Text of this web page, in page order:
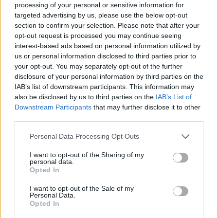
processing of your personal or sensitive information for
targeted advertising by us, please use the below opt-out
section to confirm your selection. Please note that after your
opt-out request is processed you may continue seeing
interest-based ads based on personal information utilized by
us or personal information disclosed to third parties prior to
your opt-out. You may separately opt-out of the further
disclosure of your personal information by third parties on the
IAB’s list of downstream participants. This information may
also be disclosed by us to third parties on the IAB’s List of
Downstream Participants that may further disclose it to other
Please note that this website/app uses one or more Google
not limited to your visit or usage behaviour. You may click to
grant or deny consent to Google and its third-party tags to
use your data for below specified purposes in below Google
consent section.
Personal Data Processing Opt Outs
I want to opt-out of the Sharing of my
personal data.
Opted In
I want to opt-out of the Sale of my
Personal Data.
Opted In
nomi da tenere d’occhio, oltre ai citati, ci sono gli
argentiniSantiago Rodriguez Taverna(n.255
ATP) e Guido Ivan Justo (n.257 ATP), nonché lo
statunitenseStefan Dostanic(n.268) e
l’uruguaianoFranco Roncadelli(n.273).
In sintesi, ilChallenger 50 CAME CupaCervia
offre un mix di gioventù e esperienza, con wild
card strategiche e un tabellone che promette
qualificazionie il sorteggio sarà fondamentale
per farsi un’idea chiara delle possibili sorprese e
dei favoriti per la vittoria finale.